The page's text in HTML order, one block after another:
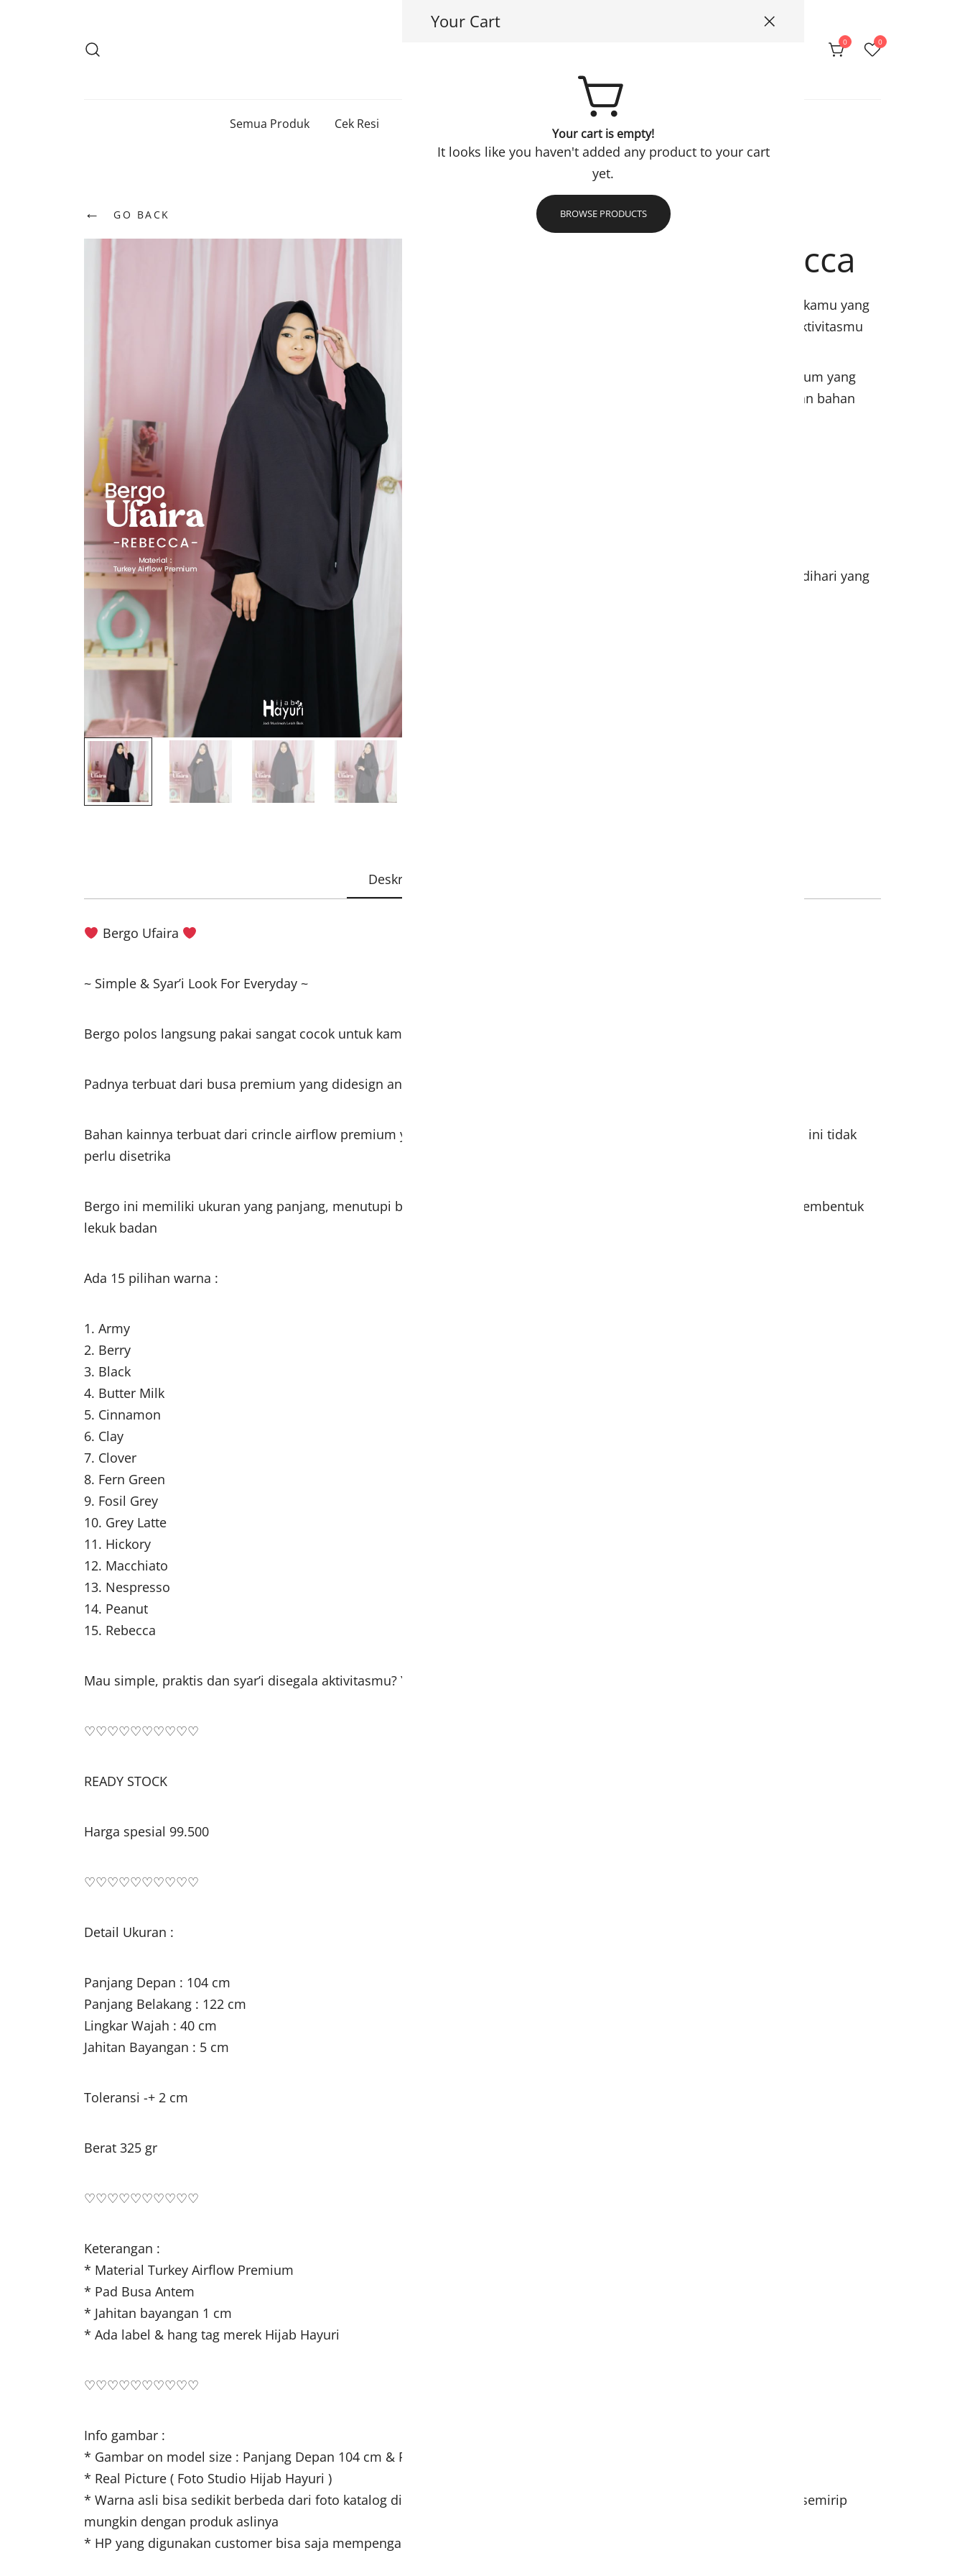
Your Cart
Your cart is empty!
It looks like you haven't added any product to your cart
yet.
BROWSE PRODUCTS
0 0
Semua Produk Cek Resi
← GO BACK
Bergo Ufaira Rebecca
Bergo polos langsung pakai sangat cocok untuk kamu yang
suka tampil simple, praktis & syar’i diberbagai aktivitasmu
Bahan kainnya terbuat dari crincle airflow premium yang
memiliki karakter kain berkerut cantik menjadikan bahan
Pesanan sebelum jam 2 siang akan diproses dihari yang
Deskripsi
Bergo Ufaira
~ Simple & Syar’i Look For Everyday ~
Bergo polos langsung pakai sangat cocok untuk kamu yang suka tampil simple, praktis & syar’i diberbagai aktivitasmu
Padnya terbuat dari busa premium yang didesign antem, tegak, dan mudah rapi
Bahan kainnya terbuat dari crincle airflow premium yang memiliki karakter kain berkerut cantik menjadikan bahan kain ini tidak
perlu disetrika
Bergo ini memiliki ukuran yang panjang, menutupi bagian depan & belakang tubuhmu, tidak menerawang dan tidak membentuk
lekuk badan
Ada 15 pilihan warna :
1. Army
2. Berry
3. Black
4. Butter Milk
5. Cinnamon
6. Clay
7. Clover
8. Fern Green
9. Fosil Grey
10. Grey Latte
11. Hickory
12. Macchiato
13. Nespresso
14. Peanut
15. Rebecca
Mau simple, praktis dan syar’i disegala aktivitasmu? Yuk pakai Bergo Ufaira dari Hijab Hayuri!
♡♡♡♡♡♡♡♡♡♡
READY STOCK
Harga spesial 99.500
♡♡♡♡♡♡♡♡♡♡
Detail Ukuran :
Panjang Depan : 104 cm
Panjang Belakang : 122 cm
Lingkar Wajah : 40 cm
Jahitan Bayangan : 5 cm
Toleransi -+ 2 cm
Berat 325 gr
♡♡♡♡♡♡♡♡♡♡
Keterangan :
* Material Turkey Airflow Premium
* Pad Busa Antem
* Jahitan bayangan 1 cm
* Ada label & hang tag merek Hijab Hayuri
♡♡♡♡♡♡♡♡♡♡
Info gambar :
* Gambar on model size : Panjang Depan 104 cm & Panjang Belakang 122 cm
* Real Picture ( Foto Studio Hijab Hayuri )
* Warna asli bisa sedikit berbeda dari foto katalog dikarenakan faktor pencahayaan saat pemotretan dan sudah difoto semirip
mungkin dengan produk aslinya
* HP yang digunakan customer bisa saja mempengaruhi tampilan warna pada foto